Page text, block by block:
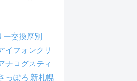
ー交換厚別
イフォンクリ
ナログスティ
っぽろ 新札幌